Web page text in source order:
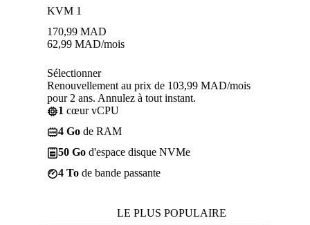
KVM 1
170,99 MAD
62,99 MAD/mois
Sélectionner
Renouvellement au prix de 103,99 MAD/mois
pour 2 ans. Annulez à tout instant.
1 cœur vCPU
4 Go de RAM
50 Go d'espace disque NVMe
4 To de bande passante
LE PLUS POPULAIRE